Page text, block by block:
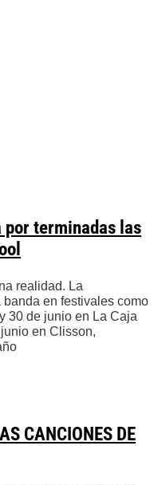
por terminadas las
realidad. La
en festivales como
30 de junio en La Caja
en Clisson,
CANCIONES DE